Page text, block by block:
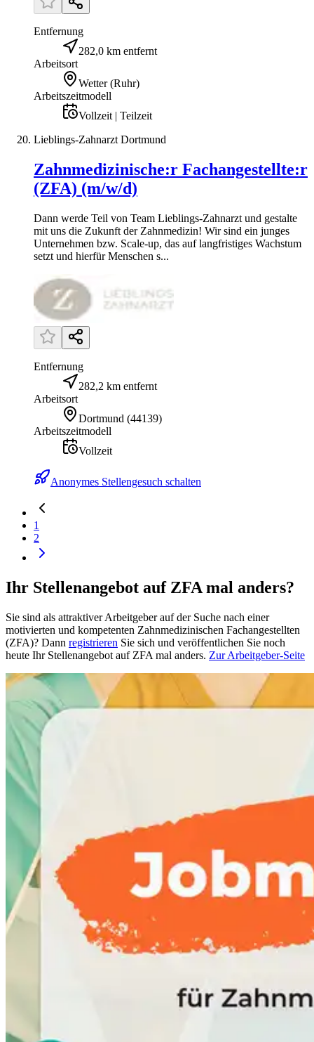
Entfernung
282,0 km entfernt
Arbeitsort
Wetter (Ruhr)
Arbeitszeitmodell
Vollzeit | Teilzeit
Lieblings-Zahnarzt Dortmund
Zahnmedizinische:r Fachangestellte:r
(ZFA) (m/w/d)
Dann werde Teil von Team Lieblings-Zahnarzt und gestalte
mit uns die Zukunft der Zahnmedizin! Wir sind ein junges
Unternehmen bzw. Scale-up, das auf langfristiges Wachstum
setzt und hierfür Menschen s...
Entfernung
282,2 km entfernt
Arbeitsort
Dortmund (44139)
Arbeitszeitmodell
Vollzeit
Anonymes Stellengesuch schalten
1
2
Ihr Stellenangebot auf ZFA mal anders?
Sie sind als attraktiver Arbeitgeber auf der Suche nach einer
motivierten und kompetenten Zahnmedizinischen Fachangestellten
(ZFA)? Dann registrieren Sie sich und veröffentlichen Sie noch
heute Ihr Stellenangebot auf ZFA mal anders. Zur Arbeitgeber-Seite